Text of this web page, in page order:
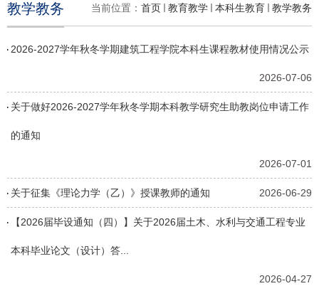
当前位置： 首页 教育教学 本科生教育 教学教务
教学教务
2026-2027学年秋冬学期建筑工程学院本科生课程教材使用情况公示
2026-07-06
关于做好2026-2027学年秋冬学期本科教学研究生助教岗位申请工作
的通知
2026-07-01
关于征集《理论力学（乙）》授课教师的通知 2026-06-29
【2026届毕设通知（四）】关于2026届土木、水利与交通工程专业
本科毕业论文（设计）答...
2026-04-27